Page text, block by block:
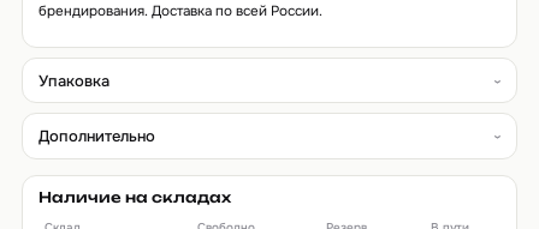
брендирования. Доставка по всей России.
Упаковка
Дополнительно
Наличие на складах